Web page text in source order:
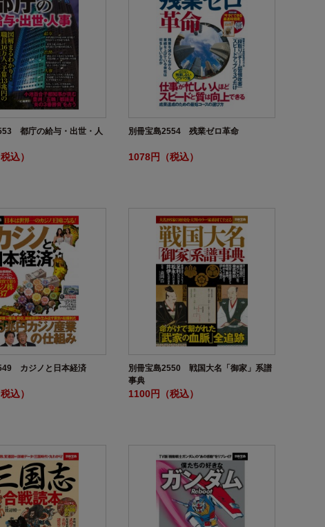
都庁の給与・出世・人
込）
別冊宝島2554 残業ゼロ革命
1078円（税込）
カジノと日本経済
込）
別冊宝島2550 戦国大名「御家」系譜
事典
1100円（税込）